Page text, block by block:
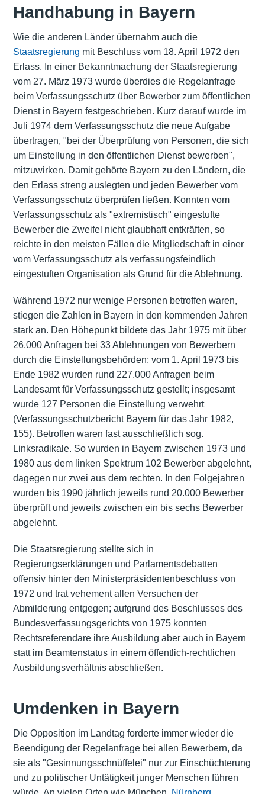
Handhabung in Bayern
Wie die anderen Länder übernahm auch die
Staatsregierung mit Beschluss vom 18. April 1972 den
Erlass. In einer Bekanntmachung der Staatsregierung
vom 27. März 1973 wurde überdies die Regelanfrage
beim Verfassungsschutz über Bewerber zum öffentlichen
Dienst in Bayern festgeschrieben. Kurz darauf wurde im
Juli 1974 dem Verfassungsschutz die neue Aufgabe
übertragen, "bei der Überprüfung von Personen, die sich
um Einstellung in den öffentlichen Dienst bewerben",
mitzuwirken. Damit gehörte Bayern zu den Ländern, die
den Erlass streng auslegten und jeden Bewerber vom
Verfassungsschutz überprüfen ließen. Konnten vom
Verfassungsschutz als "extremistisch" eingestufte
Bewerber die Zweifel nicht glaubhaft entkräften, so
reichte in den meisten Fällen die Mitgliedschaft in einer
vom Verfassungsschutz als verfassungsfeindlich
eingestuften Organisation als Grund für die Ablehnung.
Während 1972 nur wenige Personen betroffen waren,
stiegen die Zahlen in Bayern in den kommenden Jahren
stark an. Den Höhepunkt bildete das Jahr 1975 mit über
26.000 Anfragen bei 33 Ablehnungen von Bewerbern
durch die Einstellungsbehörden; vom 1. April 1973 bis
Ende 1982 wurden rund 227.000 Anfragen beim
Landesamt für Verfassungsschutz gestellt; insgesamt
wurde 127 Personen die Einstellung verwehrt
(Verfassungsschutzbericht Bayern für das Jahr 1982,
155). Betroffen waren fast ausschließlich sog.
Linksradikale. So wurden in Bayern zwischen 1973 und
1980 aus dem linken Spektrum 102 Bewerber abgelehnt,
dagegen nur zwei aus dem rechten. In den Folgejahren
wurden bis 1990 jährlich jeweils rund 20.000 Bewerber
überprüft und jeweils zwischen ein bis sechs Bewerber
abgelehnt.
Die Staatsregierung stellte sich in
Regierungserklärungen und Parlamentsdebatten
offensiv hinter den Ministerpräsidentenbeschluss von
1972 und trat vehement allen Versuchen der
Abmilderung entgegen; aufgrund des Beschlusses des
Bundesverfassungsgerichts von 1975 konnten
Rechtsreferendare ihre Ausbildung aber auch in Bayern
statt im Beamtenstatus in einem öffentlich-rechtlichen
Ausbildungsverhältnis abschließen.
Umdenken in Bayern
Die Opposition im Landtag forderte immer wieder die
Beendigung der Regelanfrage bei allen Bewerbern, da
sie als "Gesinnungsschnüffelei" nur zur Einschüchterung
und zu politischer Untätigkeit junger Menschen führen